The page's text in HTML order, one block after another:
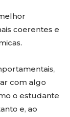
coerentes e
com algo
o estudante
e, ao